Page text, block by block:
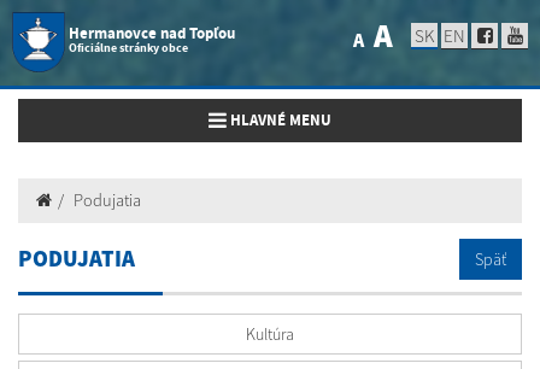
Hermanovce nad Topľou
Oficiálne stránky obce A A SK EN
Toggle navigation
HLAVNÉ MENU
Podujatia
PODUJATIA Späť
Kultúra